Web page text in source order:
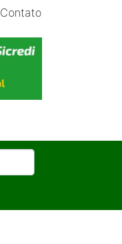
Contato